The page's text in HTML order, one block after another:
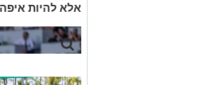
אלא להיות